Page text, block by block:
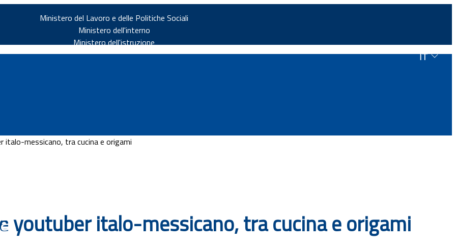
Ministero del Lavoro e delle Politiche Sociali
Ministero dell'interno
Ministero dell'istruzione
IT
italo-messicano, tra cucina e origami
youtuber italo-messicano, tra cucina e origami